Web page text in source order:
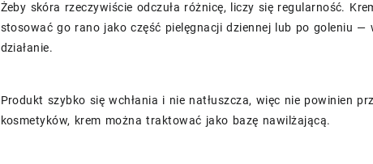
Żeby skóra rzeczywiście odczuła różnicę, liczy się regularność.
stosować go rano jako część pielęgnacji dziennej lub po goleniu —
działanie.
Produkt szybko się wchłania i nie natłuszcza, więc nie powinien
kosmetyków, krem można traktować jako bazę nawilżającą.